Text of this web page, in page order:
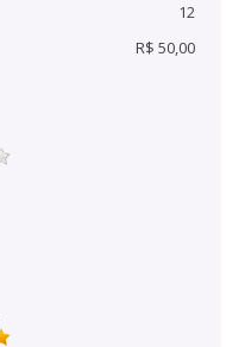
12
R$ 50,00